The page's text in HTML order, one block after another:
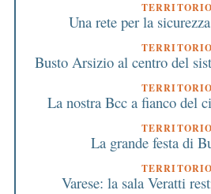
TERRITORIO
Una rete per la
TERRITORIO
Busto Arsizio al centro del
TERRITORIO
La nostra Bcc a fianco del
TERRITORIO
La grande festa di
TERRITORIO
Varese: la sala Veratti